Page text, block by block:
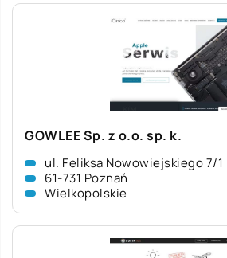
GOWLEE Sp. z o.o. sp. k.
ul. Feliksa Nowowiejskiego 7/1
61-731 Poznań
Wielkopolskie